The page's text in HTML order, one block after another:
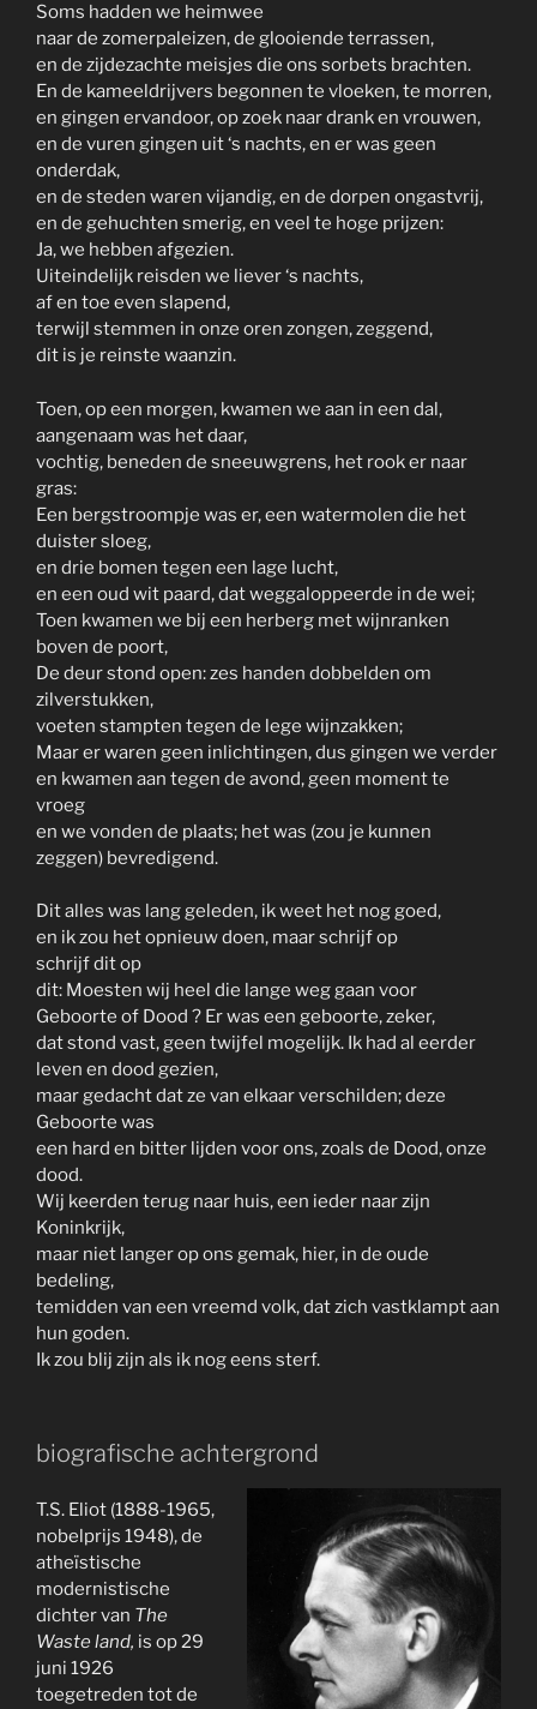
Soms hadden we heimwee
naar de zomerpaleizen, de glooiende terrassen,
en de zijdezachte meisjes die ons sorbets brachten.
En de kameeldrijvers begonnen te vloeken, te morren,
en gingen ervandoor, op zoek naar drank en vrouwen,
en de vuren gingen uit ‘s nachts, en er was geen
onderdak,
en de steden waren vijandig, en de dorpen ongastvrij,
en de gehuchten smerig, en veel te hoge prijzen:
Ja, we hebben afgezien.
Uiteindelijk reisden we liever ‘s nachts,
af en toe even slapend,
terwijl stemmen in onze oren zongen, zeggend,
dit is je reinste waanzin.
Toen, op een morgen, kwamen we aan in een dal,
aangenaam was het daar,
vochtig, beneden de sneeuwgrens, het rook er naar
gras:
Een bergstroompje was er, een watermolen die het
duister sloeg,
en drie bomen tegen een lage lucht,
en een oud wit paard, dat weggaloppeerde in de wei;
Toen kwamen we bij een herberg met wijnranken
boven de poort,
De deur stond open: zes handen dobbelden om
zilverstukken,
voeten stampten tegen de lege wijnzakken;
Maar er waren geen inlichtingen, dus gingen we verder
en kwamen aan tegen de avond, geen moment te
vroeg
en we vonden de plaats; het was (zou je kunnen
zeggen) bevredigend.
Dit alles was lang geleden, ik weet het nog goed,
en ik zou het opnieuw doen, maar schrijf op
schrijf dit op
dit: Moesten wij heel die lange weg gaan voor
Geboorte of Dood ? Er was een geboorte, zeker,
dat stond vast, geen twijfel mogelijk. Ik had al eerder
leven en dood gezien,
maar gedacht dat ze van elkaar verschilden; deze
Geboorte was
een hard en bitter lijden voor ons, zoals de Dood, onze
dood.
Wij keerden terug naar huis, een ieder naar zijn
Koninkrijk,
maar niet langer op ons gemak, hier, in de oude
bedeling,
temidden van een vreemd volk, dat zich vastklampt aan
hun goden.
Ik zou blij zijn als ik nog eens sterf.
biografische achtergrond
T.S. Eliot (1888-1965,
nobelprijs 1948), de
atheïstische
modernistische
dichter van The
Waste land, is op 29
juni 1926
toegetreden tot de